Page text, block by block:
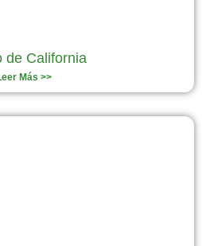
de California
Más >>